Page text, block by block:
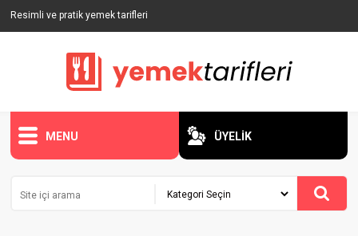
Resimli ve pratik yemek tarifleri
MENU ÜYELİK